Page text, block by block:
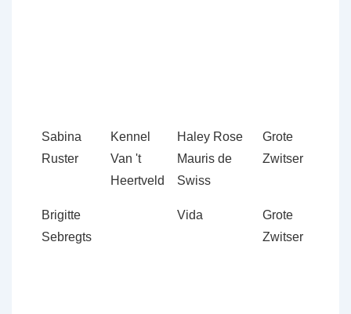
Sabina
Ruster
Kennel
Van 't
Heertveld
Haley Rose
Mauris de
Swiss
Grote
Zwitser
Brigitte
Sebregts
Vida
Grote
Zwitser